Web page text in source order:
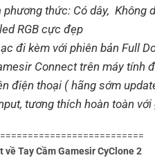
phương thức: Có dây, Không
RGB cực đẹp
đi kèm với phiên bản Full
Connect trên máy tính
điện thoại ( hãng sớm
tương thích hoàn toàn
về Tay Cầm Gamesir CyClone 2